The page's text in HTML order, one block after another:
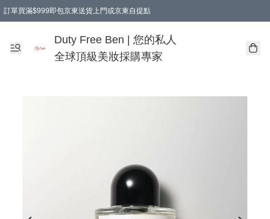
訂單買滿$999即包京東送貨上門或京東自提點
Duty Free Ben | 您的私人
全球頂級美妝採購專家